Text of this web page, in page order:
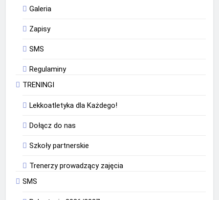
Galeria
Zapisy
SMS
Regulaminy
TRENINGI
Lekkoatletyka dla Każdego!
Dołącz do nas
Szkoły partnerskie
Trenerzy prowadzący zajęcia
SMS